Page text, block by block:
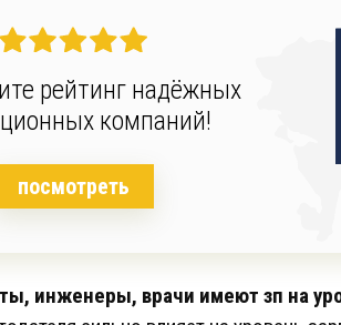
рейтинг надёжных
компаний!
посмотреть
инженеры, врачи имеют зп на